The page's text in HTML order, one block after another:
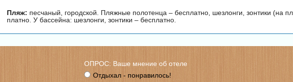
Пляж: песчаный, городской. Пляжные полотенца – бесплатно, шезлонги, зонтики (на
платно. У бассейна: шезлонги, зонтики – бесплатно.
ОПРОС: Ваше мнение об отеле
Отдыхал - понравилось!